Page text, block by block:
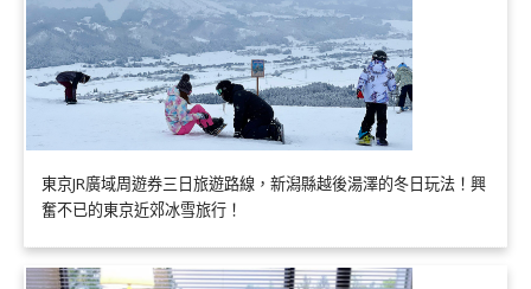
東京JR廣域周遊券三日旅遊路線，新潟縣越後湯澤的冬日玩法！興
奮不已的東京近郊冰雪旅行！